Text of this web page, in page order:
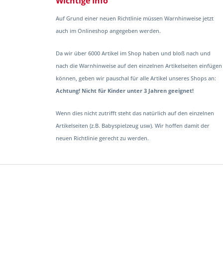
Auf Grund einer neuen Richtlinie müssen Warnhinweise jetzt
auch im Onlineshop angegeben werden.
Da wir über 6000 Artikel im Shop haben und bloß nach und
nach die Warnhinweise auf den einzelnen Artikelseiten einfügen
können, geben wir pauschal für alle Artikel unseres Shops an:
Achtung! Nicht für Kinder unter 3 Jahren geeignet!
Wenn dies nicht zutrifft steht das natürlich auf den einzelnen
Artikelseiten (z.B. Babyspielzeug usw). Wir hoffen damit der
neuen Richtlinie gerecht zu werden.